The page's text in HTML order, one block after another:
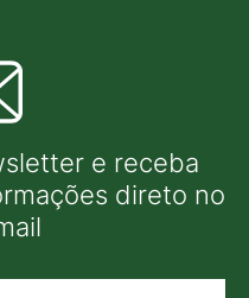
e receba
direto no